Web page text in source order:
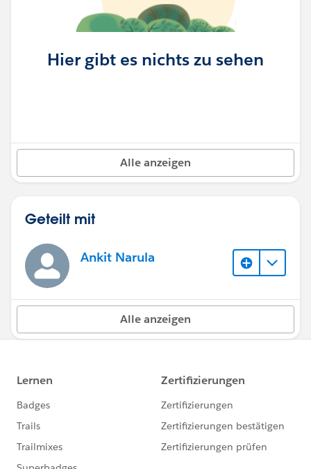
Hier gibt es nichts zu sehen
Alle anzeigen
Geteilt mit
Ankit Narula
Alle anzeigen